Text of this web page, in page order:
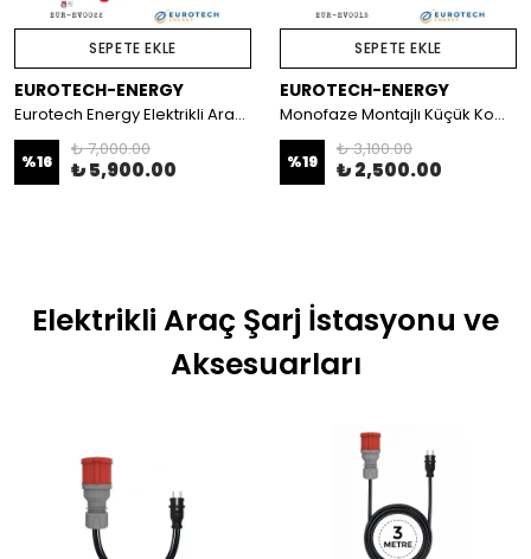
SEPETE EKLE
EUROTECH-ENERGY
Eurotech Energy Elektrikli Araç Şarj Cihazları İçin Montajlı Büyük Kombinasyon Kutusu
%16
₺ 7,000.00
₺ 5,900.00
SEPETE EKLE
EUROTECH-ENERGY
Monofaze Montajlı Küçük Kombinasyon Kutusu - EuroBox Mini M1
%19
₺ 3,100.00
₺ 2,500.00
Elektrikli Araç Şarj İstasyonu ve
Aksesuarları